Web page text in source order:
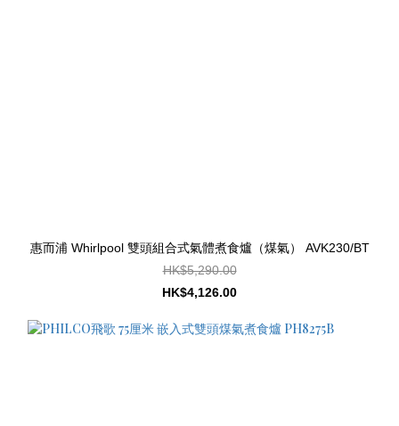
惠而浦 Whirlpool 雙頭組合式氣體煮食爐（煤氣） AVK230/BT
HK$5,290.00
HK$4,126.00